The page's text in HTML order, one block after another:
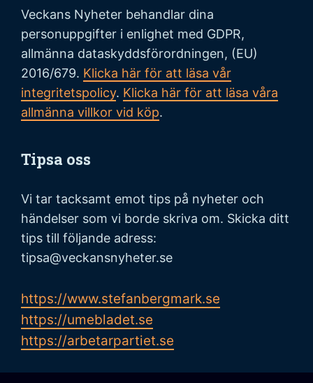
Veckans Nyheter behandlar dina
personuppgifter i enlighet med GDPR,
allmänna dataskyddsförordningen, (EU)
2016/679. Klicka här för att läsa vår
integritetspolicy. Klicka här för att läsa våra
allmänna villkor vid köp.
Tipsa oss
Vi tar tacksamt emot tips på nyheter och
händelser som vi borde skriva om. Skicka ditt
tips till följande adress:
tipsa@veckansnyheter.se
https://www.stefanbergmark.se
https://umebladet.se
https://arbetarpartiet.se